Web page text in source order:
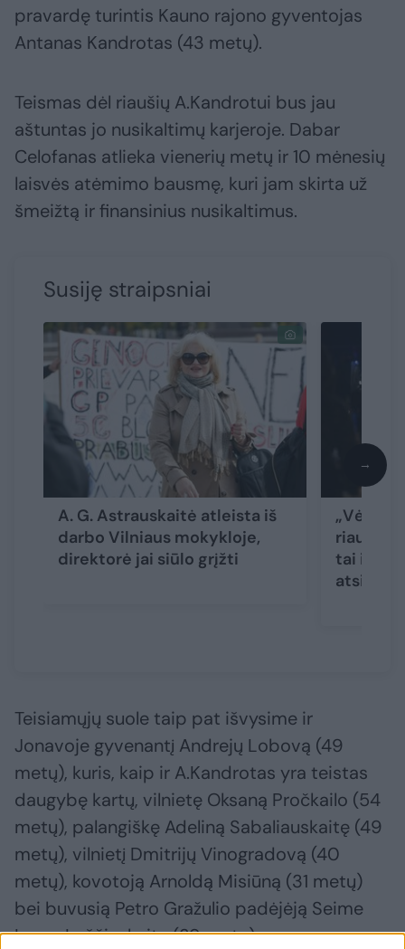
pravardę turintis Kauno rajono gyventojas
Antanas Kandrotas (43 metų).
Teismas dėl riaušių A.Kandrotui bus jau
aštuntas jo nusikaltimų karjeroje. Dabar
Celofanas atlieka vienerių metų ir 10 mėnesių
laisvės atėmimo bausmę, kuri jam skirta už
šmeižtą ir finansinius nusikaltimus.
Susiję straipsniai
A. G. Astrauskaitė atleista iš
darbo Vilniaus mokykloje,
direktorė jai siūlo grįžti
„Vėtrą“
riaušių
tai ir
→
Teisiamųjų suole taip pat išvysime ir
Jonavoje gyvenantį Andrejų Lobovą (49
metų), kuris, kaip ir A.Kandrotas yra teistas
daugybę kartų, vilnietę Oksaną Pročkailo (54
metų), palangiškę Adeliną Sabaliauskaitę (49
metų), vilnietį Dmitrijų Vinogradovą (40
metų), kovotoją Arnoldą Misiūną (31 metų)
bei buvusią Petro Gražulio padėjėją Seime
Laurą Leščinskaitę (39 metų).